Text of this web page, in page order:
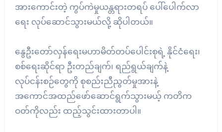
အားကောင်းတဲ့ ကွပ်ကဲမှုယန္တရားတရပ် ပေါ်ပေါက်လာ
ရေး လုပ်ဆောင်သွားမယ်လို့ ဆိုပါတယ်။
နွေဦးတော်လှန်ရေးမဟာမိတ်တပ်ပေါင်းစုရဲ့ နိုင်ငံရေး၊
စစ်ရေးဆိုင်ရာ ဦးတည်ချက်၊ ရည်ရွယ်ချက်နဲ့
လုပ်ငန်းစဉ်တွေကို စုစည်းညီညွတ်မှုအားနဲ့
အကောင်အထည်ဖော်ဆောင်ရွက်သွားမယ့် ကတိက
ဝတ်ကိုလည်း ထည့်သွင်းထားတာပါ။